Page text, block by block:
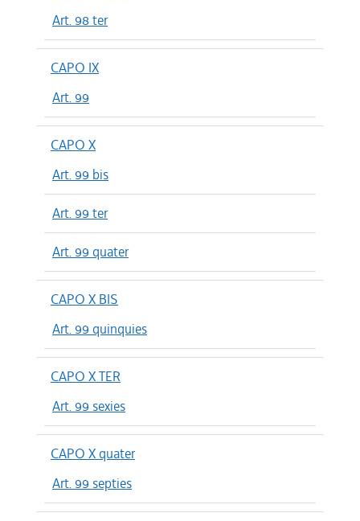
Art. 98 ter
CAPO IX
Art. 99
CAPO X
Art. 99 bis
Art. 99 ter
Art. 99 quater
CAPO X BIS
Art. 99 quinquies
CAPO X TER
Art. 99 sexies
CAPO X quater
Art. 99 septies